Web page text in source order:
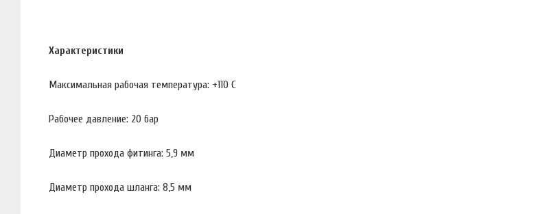
Характеристики
Максимальная рабочая температура: +110 С
Рабочее давление: 20 бар
Диаметр прохода фитинга: 5,9 мм
Диаметр прохода шланга: 8,5 мм